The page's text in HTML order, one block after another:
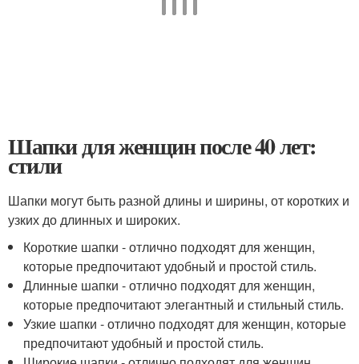
Шапки для женщин после 40 лет:
стили
Шапки могут быть разной длины и ширины, от коротких и
узких до длинных и широких.
Короткие шапки - отлично подходят для женщин,
которые предпочитают удобный и простой стиль.
Длинные шапки - отлично подходят для женщин,
которые предпочитают элегантный и стильный стиль.
Узкие шапки - отлично подходят для женщин, которые
предпочитают удобный и простой стиль.